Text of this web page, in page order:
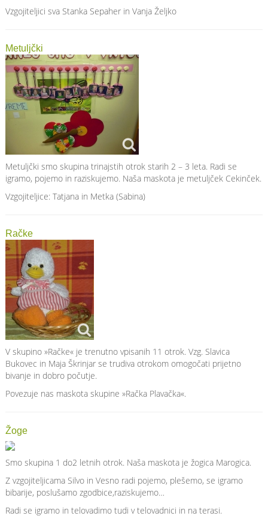
Vzgojiteljici sva Stanka Sepaher in Vanja Željko
Metuljčki
Metuljčki smo skupina trinajstih otrok starih 2 – 3 leta. Radi se
igramo, pojemo in raziskujemo. Naša maskota je metuljček Cekinček.
Vzgojiteljice: Tatjana in Metka (Sabina)
Račke
V skupino »Račke« je trenutno vpisanih 11 otrok. Vzg. Slavica
Bukovec in Maja Škrinjar se trudiva otrokom omogočati prijetno
bivanje in dobro počutje.
Povezuje nas maskota skupine »Račka Plavačka«.
Žoge
Smo skupina 1 do2 letnih otrok. Naša maskota je žogica Marogica.
Z vzgojiteljicama Silvo in Vesno radi pojemo, plešemo, se igramo
bibarije, poslušamo zgodbice,raziskujemo…
Radi se igramo in telovadimo tudi v telovadnici in na terasi.